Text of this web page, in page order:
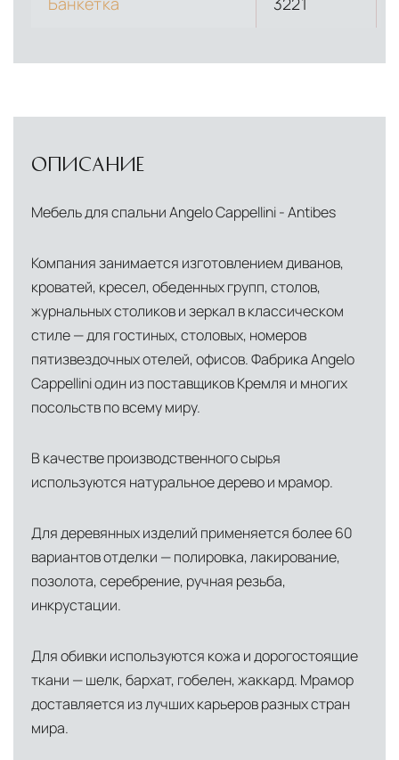
инфраструктуры позволяет сократить сроки
сохранностью продукции.
логистическими узлами в ключевых
Ближнего Востока и Азии
Кипр — распределительная база для
Средиземноморского региона
Лондон, Великобритания—
логистический хаб для европейского рынка
США— центр доставки для
Другие страны Европы— расширенная
Условия доставки по Москве и Московской
области
Для клиентов Москвы и МО предусмотрены
следующие услуги:
Доставка до адреса— транспортировка
товара от нашего склада непосредственно к
месту назначения с соблюдением сроков
Профессиональная выгрузка
ОПИСАНИЕ
Мебель для спальни Angelo Cappellini - Antibes
Компания занимается изготовлением диванов,
кроватей, кресел, обеденных групп, столов,
журнальных столиков и зеркал в классическом
стиле — для гостиных, столовых, номеров
пятизвездочных отелей, офисов. Фабрика Angelo
Cappellini один из поставщиков Кремля и многих
посольств по всему миру.
В качестве производственного сырья
используются натуральное дерево и мрамор.
Для деревянных изделий применяется более 60
вариантов отделки — полировка, лакирование,
позолота, серебрение, ручная резьба,
инкрустации.
Для обивки используются кожа и дорогостоящие
ткани — шелк, бархат, гобелен, жаккард. Мрамор
доставляется из лучших карьеров разных стран
мира.